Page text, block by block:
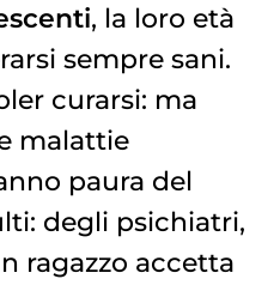
, la loro età
sempre sani.
curarsi: ma
malattie
paura del
degli psichiatri,
ragazzo accetta